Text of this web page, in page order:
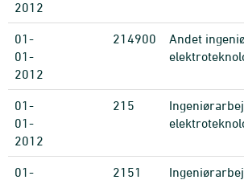
2012
01-
01-
2012
214900
Andet
01-
01-
2012
215
01-
2151